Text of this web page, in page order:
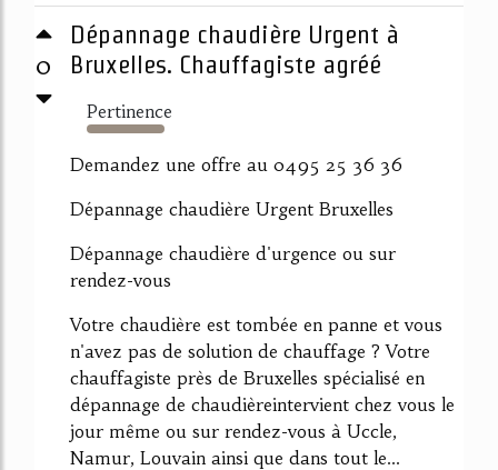
0
Dépannage chaudière Urgent à
Bruxelles. Chauffagiste agréé
Pertinence
492%
Demandez une offre au 0495 25 36 36
Dépannage chaudière Urgent Bruxelles
Dépannage chaudière d'urgence ou sur
rendez-vous
Votre chaudière est tombée en panne et vous
n'avez pas de solution de chauffage ? Votre
chauffagiste près de Bruxelles spécialisé en
dépannage de chaudièreintervient chez vous le
jour même ou sur rendez-vous à Uccle,
Namur, Louvain ainsi que dans tout le...